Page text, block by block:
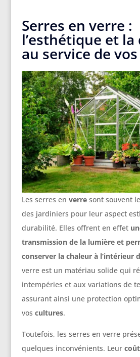
Serres en verre :
l’esthétique et
au service de
Les serres en verresont souvent
des jardiniers pour leur aspect
durabilité. Elles offrent en effet
transmission de la lumière et
conserver la chaleur à l’intérieur
verre est un matériau solide qui
intempéries et aux variations de
assurant ainsi une protection
vos cultures.
Toutefois, les serres en verre
quelques inconvénients. Leur